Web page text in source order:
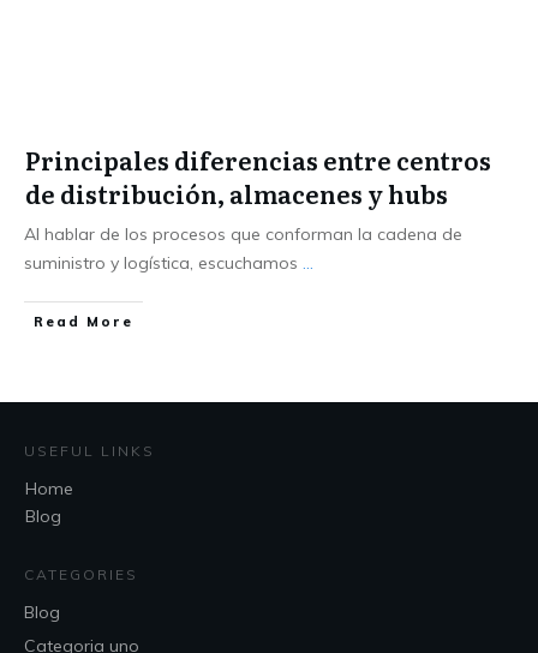
Principales diferencias entre centros
de distribución, almacenes y hubs
Al hablar de los procesos que conforman la cadena de
suministro y logística, escuchamos ...
Read More
USEFUL LINKS
Home
Blog
CATEGORIES
Blog
Categoria uno